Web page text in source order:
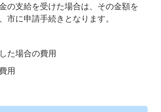
の支給を受けた場合は、その金額を
に申請手続きとなります。
た場合の費用
用